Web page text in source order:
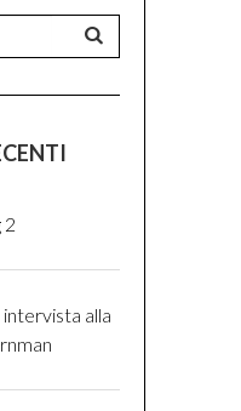
2
alla